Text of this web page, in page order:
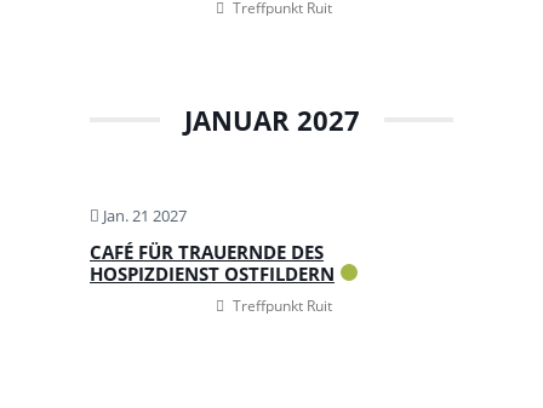
Treffpunkt Ruit
JANUAR 2027
Jan. 21 2027
CAFÉ FÜR TRAUERNDE DES
HOSPIZDIENST OSTFILDERN
Treffpunkt Ruit